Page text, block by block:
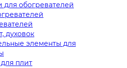
для обогревателей
духовок
элементы для
плит